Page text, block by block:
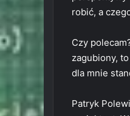
robić, a
Czy
zagubiony,
dla mnie
Patryk